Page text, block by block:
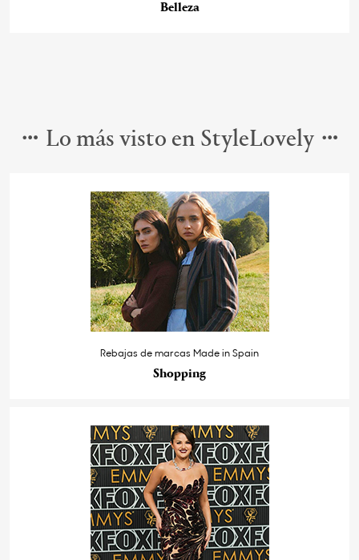
Belleza
Lo más visto en StyleLovely
Rebajas de marcas Made in Spain
Shopping